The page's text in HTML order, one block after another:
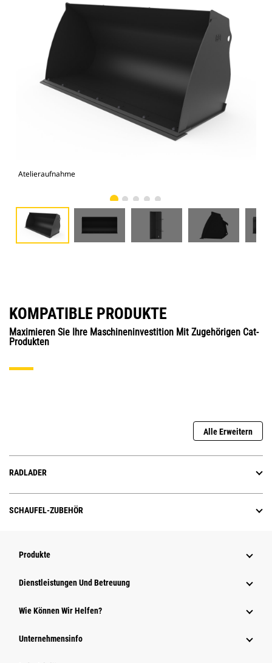
Atelieraufnahme
KOMPATIBLE PRODUKTE
Maximieren Sie Ihre Maschineninvestition Mit Zugehörigen Cat-
Produkten
Alle Erweitern
RADLADER
SCHAUFEL-ZUBEHÖR
Produkte
Dienstleistungen Und Betreuung
Wie Können Wir Helfen?
Unternehmensinfo